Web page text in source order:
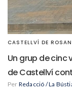
CASTELLVÍ DE
Un grup de cinc
de Castellví
Per Redacció / La